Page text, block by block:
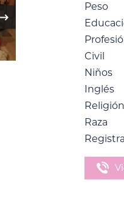
Peso
Civil
Niños
Inglés
Religión
Raza